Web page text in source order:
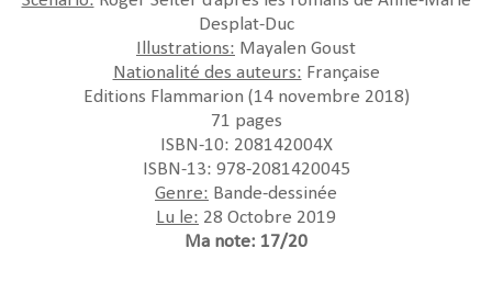
Desplat-Duc
Illustrations: Mayalen Goust
Nationalité des auteurs: Française
Editions Flammarion (14 novembre 2018)
71 pages
ISBN-10: 208142004X
ISBN-13: 978-2081420045
Genre: Bande-dessinée
Lu le: 28 Octobre 2019
Ma note: 17/20